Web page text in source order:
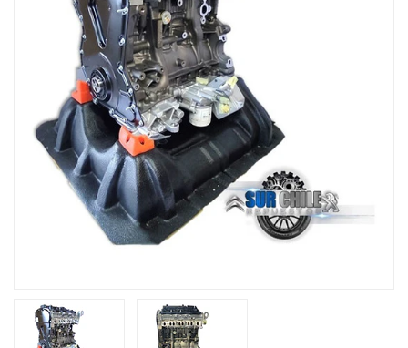
Previous